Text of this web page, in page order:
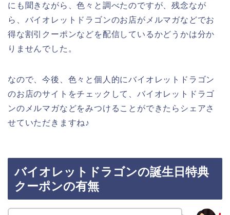
にも聞きながら、色々と調べたのですが、残念なが
ら、バイオレットドラゴンのお店がメルマガなどでお
得な割引クーポンなどを配信しているかどうかは分か
りませんでした。
なので、今後、色々と個人的にバイオレットドラゴン
のお店のサイトをチェックして、バイオレットドラゴ
ンのメルマガなどをみつけることができたらシェアさ
せていただきますね♪
バイオレットドラゴンの誕生日特典
クーポンの有無